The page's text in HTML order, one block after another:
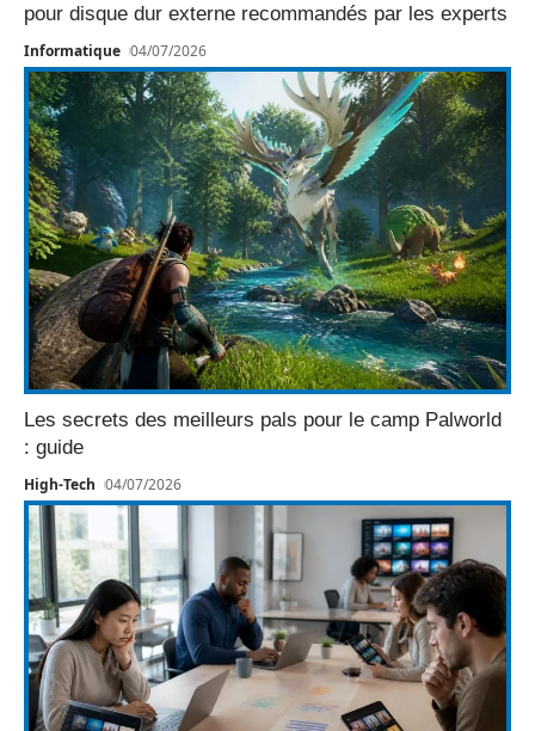
pour disque dur externe recommandés par les experts
Informatique 04/07/2026
Les secrets des meilleurs pals pour le camp Palworld
: guide
High-Tech 04/07/2026